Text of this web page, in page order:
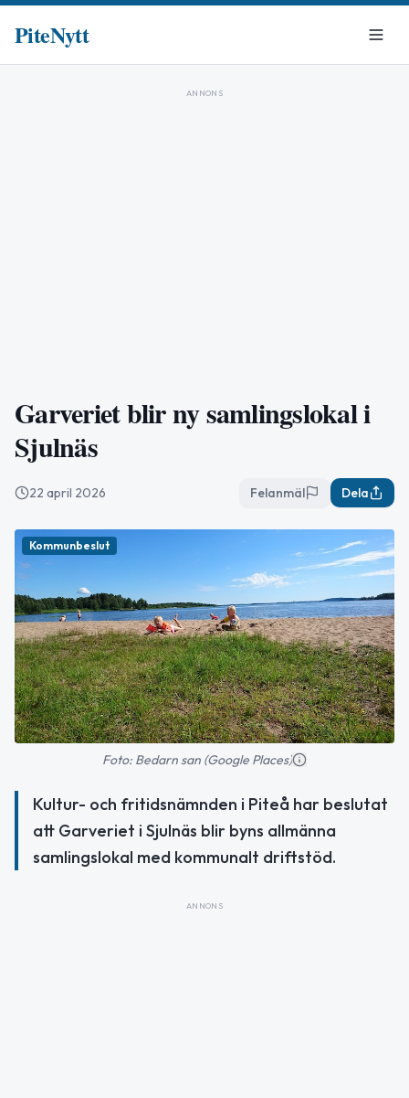
PiteNytt
ANNONS
Garveriet blir ny samlingslokal i
Sjulnäs
22 april 2026 Felanmäl Dela
Kommunbeslut
Foto: Bedarn san (Google Places)
Kultur- och fritidsnämnden i Piteå har beslutat
att Garveriet i Sjulnäs blir byns allmänna
samlingslokal med kommunalt driftstöd.
ANNONS